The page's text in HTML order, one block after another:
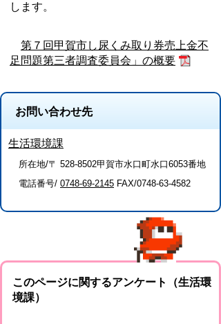
します。
第７回甲賀市し尿くみ取り券売上金不
足問題第三者調査委員会」の概要
お問い合わせ先
生活環境課
所在地/〒 528-8502甲賀市水口町水口6053番地
電話番号/ 0748-69-2145 FAX/0748-63-4582
このページに関するアンケート（生活環
境課）